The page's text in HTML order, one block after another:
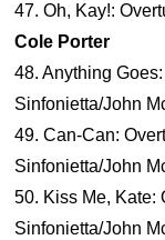
47. Oh, Kay!:
Cole Porter
48. Anything
Sinfonietta/John
49. Can-Can:
Sinfonietta/John
50. Kiss Me, Kate:
Sinfonietta/John